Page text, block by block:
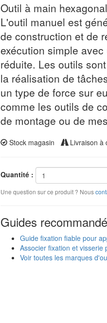
Outil à main
L'outil manuel est
de construction et de
exécution simple
réduite. Les outils
la réalisation de
un type de force sur
comme les outils de
de montage ou de
Stock magasin Livraison à
Quantité :
Une question sur ce produit ? Nous
Guides
Guide fixation fiable pour
Associer fixation et visserie
Voir toutes les marques